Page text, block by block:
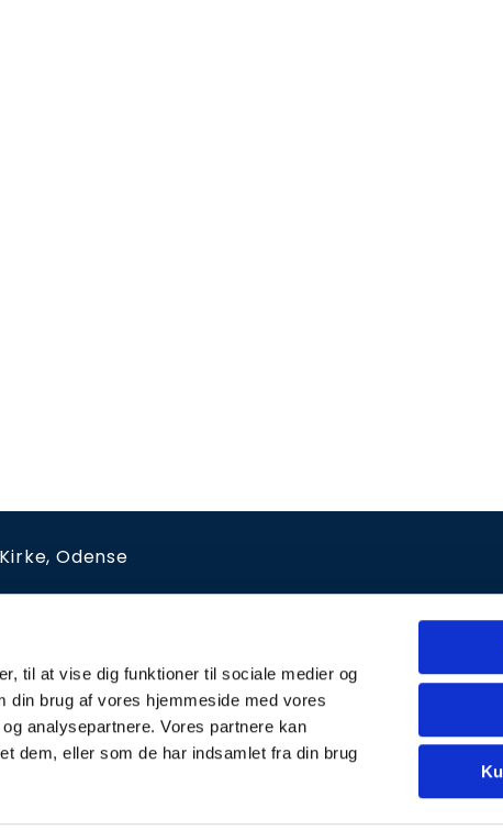
til at vise dig funktioner til sociale medier og
din brug af vores hjemmeside med vores
analysepartnere. Vores partnere kan
dem, eller som de har indsamlet fra din brug
Odense
10-13 og efter aftale